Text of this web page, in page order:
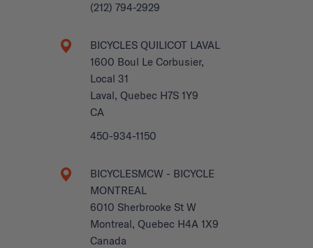
(212) 794-2929
BICYCLES QUILICOT LAVAL
1600 Boul Le Corbusier,
Local 31
Laval, Quebec H7S 1Y9
CA
450-934-1150
BICYCLESMCW - BICYCLE
MONTREAL
6010 Sherbrooke St W
Montreal, Quebec H4A 1X9
Canada